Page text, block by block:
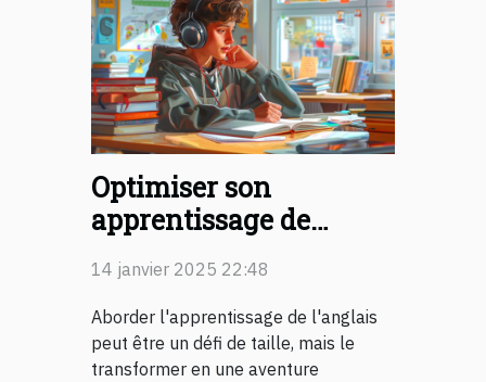
Optimiser son
apprentissage de
l'anglais avec un séjour
linguistique
14 janvier 2025 22:48
Aborder l'apprentissage de l'anglais
peut être un défi de taille, mais le
transformer en une aventure